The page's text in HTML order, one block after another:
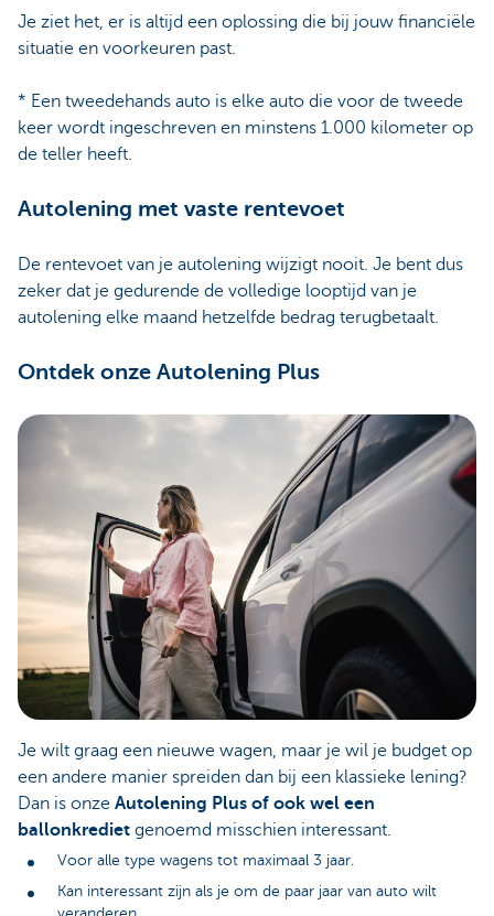
Je ziet het, er is altijd een oplossing die bij jouw financiële
situatie en voorkeuren past.
* Een tweedehands auto is elke auto die voor de tweede
keer wordt ingeschreven en minstens 1.000 kilometer op
de teller heeft.
Autolening met vaste rentevoet
De rentevoet van je autolening wijzigt nooit. Je bent dus
zeker dat je gedurende de volledige looptijd van je
autolening elke maand hetzelfde bedrag terugbetaalt.
Ontdek onze Autolening Plus
Je wilt graag een nieuwe wagen, maar je wil je budget op
een andere manier spreiden dan bij een klassieke lening?
Dan is onze Autolening Plus of ook wel een
ballonkrediet genoemd misschien interessant.
Voor alle type wagens tot maximaal 3 jaar.
Kan interessant zijn als je om de paar jaar van auto wilt